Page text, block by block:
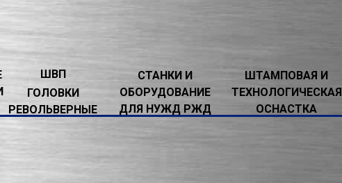
СТАНКИ И
ОБОРУДОВАНИЕ
ДЛЯ НУЖД РЖД
ШТАМПОВАЯ И
ТЕХНОЛОГИЧЕСКАЯ
ОСНАСТКА
ГОЛОВКИ
РЕВОЛЬВЕРНЫЕ
ШВП